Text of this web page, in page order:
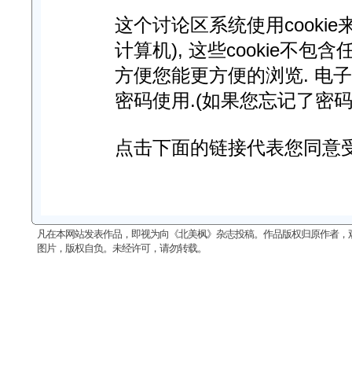
这个讨论区系统使用cookie
计算机), 这些cookie不包含
方便您能更方便的浏览. 电
密码使用.(如果您忘记了密
点击下面的链接代表您同意
凡在本网站发表作品，即视为向《北美枫》杂志投稿。作品版权归原作者
图片，版权自负。未经许可，请勿转载。